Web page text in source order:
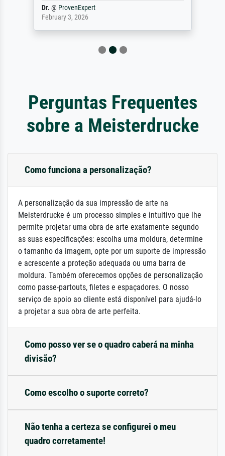
Dr. @ ProvenExpert
February 3, 2026
Perguntas Frequentes
sobre a Meisterdrucke
Como funciona a personalização?
A personalização da sua impressão de arte na
Meisterdrucke é um processo simples e intuitivo que lhe
permite projetar uma obra de arte exatamente segundo
as suas especificações: escolha uma moldura, determine
o tamanho da imagem, opte por um suporte de impressão
e acrescente a proteção adequada ou uma barra de
moldura. Também oferecemos opções de personalização
como passe-partouts, filetes e espaçadores. O nosso
serviço de apoio ao cliente está disponível para ajudá-lo
a projetar a sua obra de arte perfeita.
Como posso ver se o quadro caberá na minha
divisão?
Como escolho o suporte correto?
Não tenha a certeza se configurei o meu
quadro corretamente!